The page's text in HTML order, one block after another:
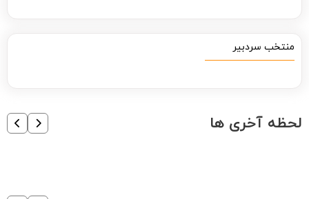
منتخب سردبیر
لحظه آخری ها